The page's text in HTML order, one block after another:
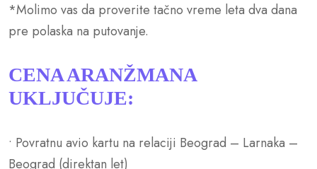
*Molimo vas da proverite tačno vreme leta dva dana
pre polaska na putovanje.
CENA ARANŽMANA
UKLJUČUJE:
• Povratnu avio kartu na relaciji Beograd – Larnaka –
Beograd (direktan let)